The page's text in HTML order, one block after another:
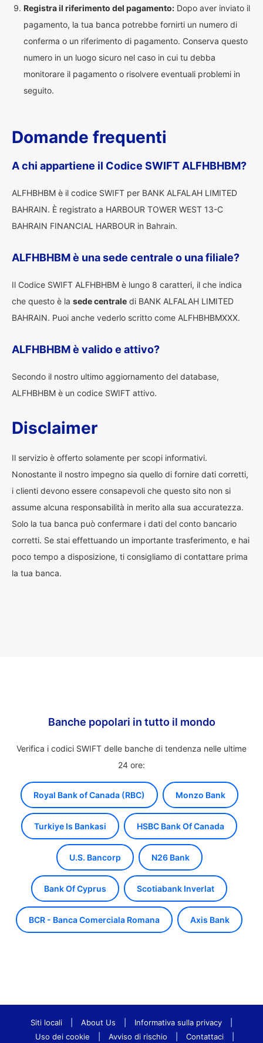
Registra il riferimento del pagamento: Dopo aver inviato il
pagamento, la tua banca potrebbe fornirti un numero di
conferma o un riferimento di pagamento. Conserva questo
numero in un luogo sicuro nel caso in cui tu debba
monitorare il pagamento o risolvere eventuali problemi in
seguito.
Domande frequenti
A chi appartiene il Codice SWIFT ALFHBHBM?
ALFHBHBM è il codice SWIFT per BANK ALFALAH LIMITED
BAHRAIN. È registrato a HARBOUR TOWER WEST 13-C
BAHRAIN FINANCIAL HARBOUR in Bahrain.
ALFHBHBM è una sede centrale o una filiale?
Il Codice SWIFT ALFHBHBM è lungo 8 caratteri, il che indica
che questo è la sede centrale di BANK ALFALAH LIMITED
BAHRAIN. Puoi anche vederlo scritto come ALFHBHBMXXX.
ALFHBHBM è valido e attivo?
Secondo il nostro ultimo aggiornamento del database,
ALFHBHBM è un codice SWIFT attivo.
Disclaimer
Il servizio è offerto solamente per scopi informativi.
Nonostante il nostro impegno sia quello di fornire dati corretti,
i clienti devono essere consapevoli che questo sito non si
assume alcuna responsabilità in merito alla sua accuratezza.
Solo la tua banca può confermare i dati del conto bancario
corretti. Se stai effettuando un importante trasferimento, e hai
poco tempo a disposizione, ti consigliamo di contattare prima
la tua banca.
Banche popolari in tutto il mondo
Verifica i codici SWIFT delle banche di tendenza nelle ultime
24 ore:
Royal Bank of Canada (RBC) Monzo Bank
Turkiye Is Bankasi HSBC Bank Of Canada
U.S. Bancorp N26 Bank
Bank Of Cyprus Scotiabank Inverlat
BCR - Banca Comerciala Romana Axis Bank
Siti locali About Us Informativa sulla privacy
Uso dei cookie
Avviso di rischio Contattaci